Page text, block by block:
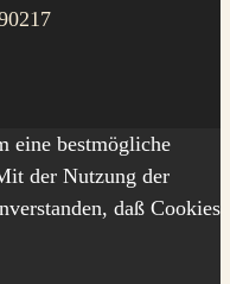
eine bestmögliche
der Nutzung der
daß Cookies